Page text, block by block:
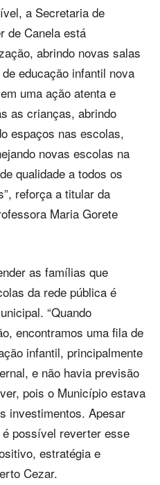
a Secretaria de
de Canela está
abrindo novas salas
educação infantil nova
uma ação atenta e
as crianças, abrindo
espaços nas escolas,
novas escolas na
qualidade a todos os
reforça a titular da
Maria Gorete
as famílias que
da rede pública é
“Quando
encontramos uma fila de
infantil, principalmente
e não havia previsão
pois o Município estava
investimentos. Apesar
possível reverter esse
estratégia e
Cezar.